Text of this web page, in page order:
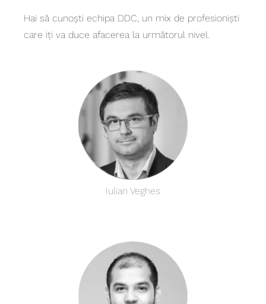
Hai să cunoști echipa DDC, un mix de profesioniști
care iți va duce afacerea la următorul nivel.
Iulian Veghes